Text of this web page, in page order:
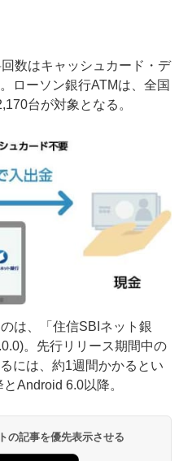
数はキャッシュカード・デ
ローソン銀行ATMは、全国
台が対象となる。
は、「住信SBIネット銀
。先行リリース期間中の
には、約1週間かかるとい
Android 6.0以降。
の記事を優先表示させる